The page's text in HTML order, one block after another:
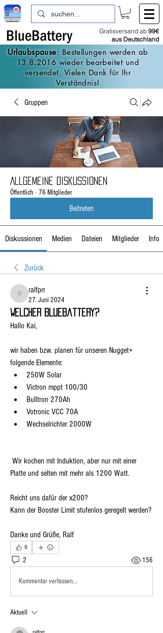
Gratisversand ab 99€
aus Deutschland
Urlaubspause: Bestellungen werden ab
13.8.2016 wieder bearbeitet und
versendet. Vielen Dank für Ihr
Verständnis!
Gruppen
Allgemeine Diskussionen
Öffentlich · 76 Mitglieder
Beitreten
Diskussionen Medien Dateien Mitglieder Info
Zurück
ralfprr
ralfprr
27. Juni 2024
Welcher Bluebattery?
Hallo Kai,
wir haben bzw. planen für unseren Nugget+
folgende Elemente:
250W Solar
Victron mppt 100/30
Bulltron 270Ah
Votronic VCC 70A
Wechselrichter 2000W
Platte und selten mit mehr als 1200 Watt.
Reicht uns dafür der x200?
Kann der Booster Limit stufenlos geregelt werden?
Danke und Grüße, Ralf
0
2 156
Kommentar verfassen...
Aktuell